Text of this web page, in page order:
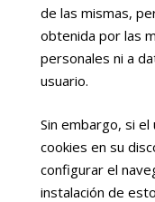
de las mismas,
obtenida por las
personales ni a
usuario.
Sin embargo, si
cookies en su
configurar el
instalación de